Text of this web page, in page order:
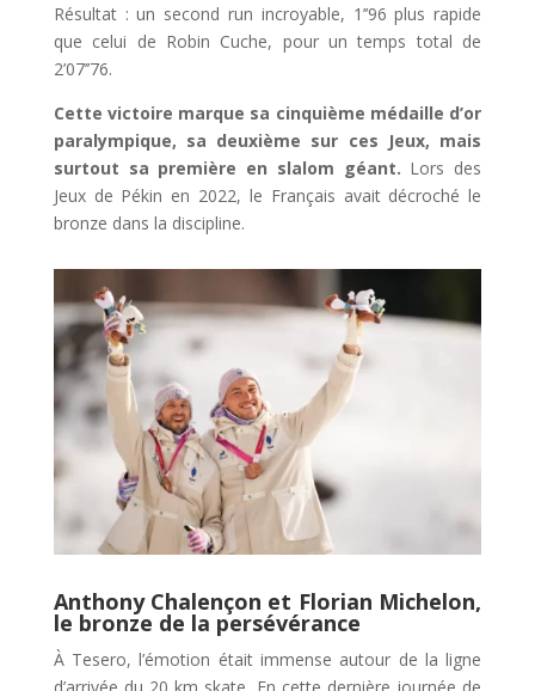
Résultat : un second run incroyable, 1’’96 plus rapide
que celui de Robin Cuche, pour un temps total de
2’07’’76.
Cette victoire marque sa cinquième médaille d’or
paralympique, sa deuxième sur ces Jeux, mais
surtout sa première en slalom géant. Lors des
Jeux de Pékin en 2022, le Français avait décroché le
bronze dans la discipline.
Anthony Chalençon et Florian Michelon,
le bronze de la persévérance
À Tesero, l’émotion était immense autour de la ligne